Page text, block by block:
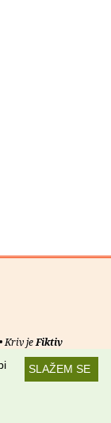
Kriv jeFiktiv
kanaliSLAŽEM SE